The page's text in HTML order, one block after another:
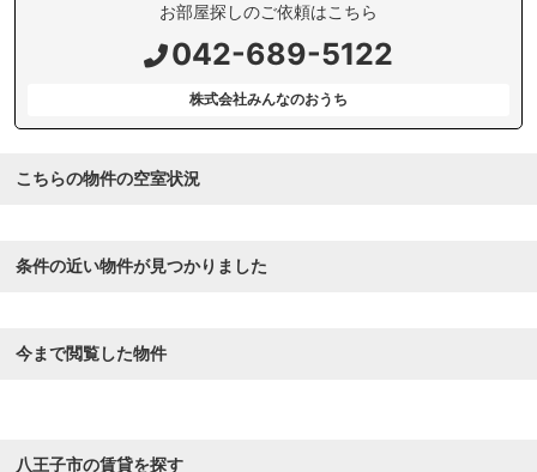
お部屋探しのご依頼はこちら
042-689-5122
株式会社みんなのおうち
こちらの物件の空室状況
条件の近い物件が見つかりました
今まで閲覧した物件
八王子市の賃貸を探す